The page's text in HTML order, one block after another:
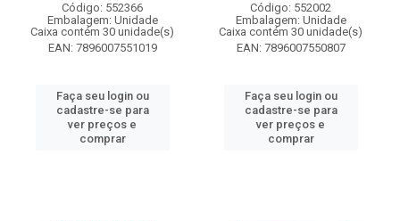
Código: 552366
Embalagem: Unidade
Caixa contém 30 unidade(s)
EAN: 7896007551019
Faça seu login ou
cadastre-se para
ver preços e
comprar
Código: 552002
Embalagem: Unidade
Caixa contém 30 unidade(s)
EAN: 7896007550807
Faça seu login ou
cadastre-se para
ver preços e
comprar